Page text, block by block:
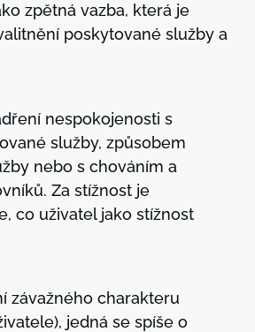
zpětná vazba, která je
poskytované služby a
nespokojenosti s
služby, způsobem
nebo s chováním a
Za stížnost je
co uživatel jako stížnost
závažného charakteru
jedná se spíše o